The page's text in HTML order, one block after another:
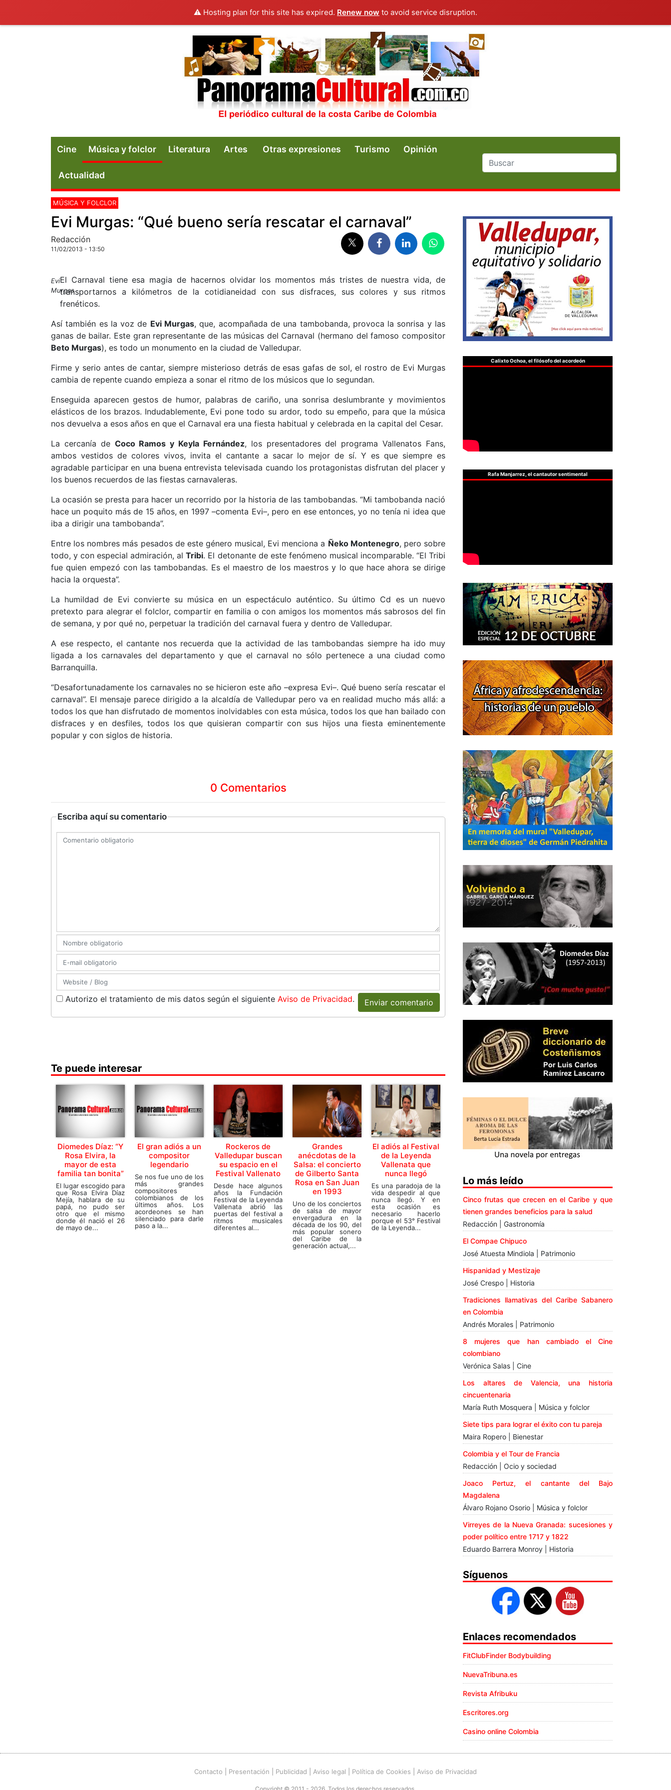
⚠️ Hosting plan for this site has expired. Renew now to avoid service disruption.
Cine Música y folclor Literatura Artes Otras expresiones Turismo Opinión
Actualidad
MÚSICA Y FOLCLOR
Evi Murgas: “Qué bueno sería rescatar el carnaval”
Redacción
11/02/2013 - 13:50
Evi
Murgas
El Carnaval tiene esa magia de hacernos olvidar los momentos más tristes de nuestra vida, de
transportarnos a kilómetros de la cotidianeidad con sus disfraces, sus colores y sus ritmos
frenéticos.
Así también es la voz de Evi Murgas, que, acompañada de una tambobanda, provoca la sonrisa y las
ganas de bailar. Este gran representante de las músicas del Carnaval (hermano del famoso compositor
Beto Murgas), es todo un monumento en la ciudad de Valledupar.
Firme y serio antes de cantar, siempre misterioso detrás de esas gafas de sol, el rostro de Evi Murgas
cambia de repente cuando empieza a sonar el ritmo de los músicos que lo segundan.
Enseguida aparecen gestos de humor, palabras de cariño, una sonrisa deslumbrante y movimientos
elásticos de los brazos. Indudablemente, Evi pone todo su ardor, todo su empeño, para que la música
nos devuelva a esos años en que el Carnaval era una fiesta habitual y celebrada en la capital del Cesar.
La cercanía de Coco Ramos y Keyla Fernández, los presentadores del programa Vallenatos Fans,
ambos vestidos de colores vivos, invita el cantante a sacar lo mejor de sí. Y es que siempre es
agradable participar en una buena entrevista televisada cuando los protagonistas disfrutan del placer y
los buenos recuerdos de las fiestas carnavaleras.
La ocasión se presta para hacer un recorrido por la historia de las tambobandas. “Mi tambobanda nació
hace un poquito más de 15 años, en 1997 –comenta Evi–, pero en ese entonces, yo no tenía ni idea que
iba a dirigir una tambobanda”.
Entre los nombres más pesados de este género musical, Evi menciona a Ñeko Montenegro, pero sobre
todo, y con especial admiración, alTribi. El detonante de este fenómeno musical incomparable. “El Tribi
fue quien empezó con las tambobandas. Es el maestro de los maestros y lo que hace ahora se dirige
hacia la orquesta”.
La humildad de Evi convierte su música en un espectáculo auténtico. Su último Cd es un nuevo
pretexto para alegrar el folclor, compartir en familia o con amigos los momentos más sabrosos del fin
de semana, y por qué no, perpetuar la tradición del carnaval fuera y dentro de Valledupar.
A ese respecto, el cantante nos recuerda que la actividad de las tambobandas siempre ha ido muy
ligada a los carnavales del departamento y que el carnaval no sólo pertenece a una ciudad como
Barranquilla.
“Desafortunadamente los carnavales no se hicieron este año –expresa Evi–. Qué bueno sería rescatar el
carnaval”. El mensaje parece dirigido a la alcaldía de Valledupar pero va en realidad mucho más allá: a
todos los que han disfrutado de momentos inolvidables con esta música, todos los que han bailado con
disfraces y en desfiles, todos los que quisieran compartir con sus hijos una fiesta eminentemente
popular y con siglos de historia.
0 Comentarios
Escriba aquí su comentario
Autorizo el tratamiento de mis datos según el siguiente Aviso de Privacidad. Enviar comentario
Te puede interesar
Diomedes Díaz: “Y
Rosa Elvira, la
mayor de esta
familia tan bonita”
El lugar escogido para
que Rosa Elvira Díaz
Mejía, hablara de su
papá, no pudo ser
otro que el mismo
donde él nació el 26
de mayo de...
El gran adiós a un
compositor
legendario
Se nos fue uno de los
más grandes
compositores
colombianos de los
últimos años. Los
acordeones se han
silenciado para darle
paso a la...
Rockeros de
Valledupar buscan
su espacio en el
Festival Vallenato
Desde hace algunos
años la Fundación
Festival de la Leyenda
Vallenata abrió las
puertas del festival a
ritmos musicales
diferentes al...
Grandes
anécdotas de la
Salsa: el concierto
de Gilberto Santa
Rosa en San Juan
en 1993
Uno de los conciertos
de salsa de mayor
envergadura en la
década de los 90, del
más popular sonero
del Caribe de la
generación actual,...
El adiós al Festival
de la Leyenda
Vallenata que
nunca llegó
Es una paradoja de la
vida despedir al que
nunca llegó. Y en
esta ocasión es
necesario hacerlo
porque el 53° Festival
de la Leyenda...
Calixto Ochoa, el filósofo del acordeón
Rafa Manjarrez, el cantautor sentimental
Lo más leído
Cinco frutas que crecen en el Caribe y que
tienen grandes beneficios para la salud
Redacción | Gastronomía
El Compae Chipuco
José Atuesta Mindiola | Patrimonio
Hispanidad y Mestizaje
José Crespo | Historia
Tradiciones llamativas del Caribe Sabanero
en Colombia
Andrés Morales | Patrimonio
8 mujeres que han cambiado el Cine
colombiano
Verónica Salas | Cine
Los altares de Valencia, una historia
cincuentenaria
María Ruth Mosquera | Música y folclor
Siete tips para lograr el éxito con tu pareja
Maira Ropero | Bienestar
Colombia y el Tour de Francia
Redacción | Ocio y sociedad
Joaco Pertuz, el cantante del Bajo
Magdalena
Álvaro Rojano Osorio | Música y folclor
Virreyes de la Nueva Granada: sucesiones y
poder político entre 1717 y 1822
Eduardo Barrera Monroy | Historia
Síguenos
Enlaces recomendados
FitClubFinder Bodybuilding
NuevaTribuna.es
Revista Afribuku
Escritores.org
Casino online Colombia
Contacto Presentación Publicidad Aviso legal Política de Cookies Aviso de Privacidad